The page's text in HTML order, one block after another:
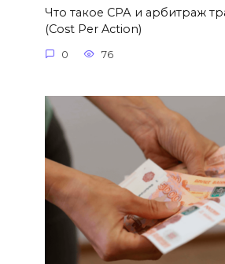
Что такое СРА и арбитраж
(Cost Per Action)
0 76